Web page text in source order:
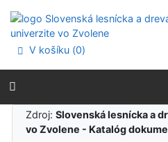
Prejsť na menu
Prehlásenie o webovej
V košíku (0)
Výsledky
Zdroj:Slovenská lesnícka a
vo Zvolene - Katalóg